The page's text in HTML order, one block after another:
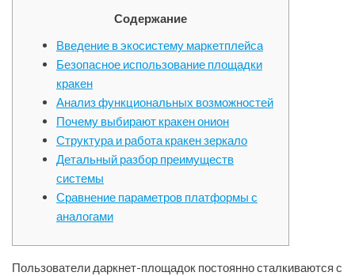
Содержание
Введение в экосистему маркетплейса
Безопасное использование площадки
кракен
Анализ функциональных возможностей
Почему выбирают кракен онион
Структура и работа кракен зеркало
Детальный разбор преимуществ
системы
Сравнение параметров платформы с
аналогами
Пользователи даркнет-площадок постоянно сталкиваются с